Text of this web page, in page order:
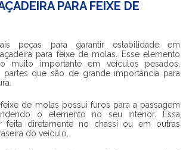
PARA FEIXE DE
peças para garantir estabilidade em
para feixe de molas . Esse elemento
muito importante em veículos pesados,
partes que são de grande importância para
de molas possui furos para a passagem
o elemento no seu interior. Essa
feita diretamente no chassi ou em outras
do veículo.